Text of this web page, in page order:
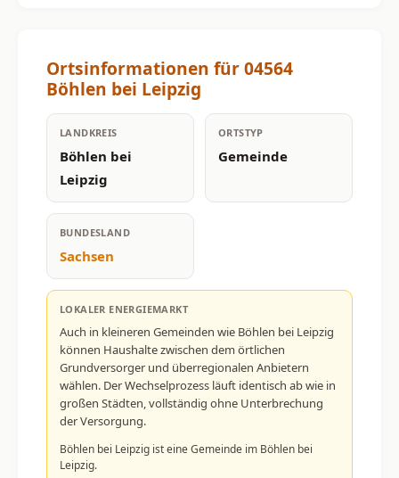
Ortsinformationen für 04564
Böhlen bei Leipzig
LANDKREIS
Böhlen bei
Leipzig
ORTSTYP
Gemeinde
BUNDESLAND
Sachsen
LOKALER ENERGIEMARKT
Auch in kleineren Gemeinden wie Böhlen bei Leipzig
können Haushalte zwischen dem örtlichen
Grundversorger und überregionalen Anbietern
wählen. Der Wechselprozess läuft identisch ab wie in
großen Städten, vollständig ohne Unterbrechung
der Versorgung.
Böhlen bei Leipzig ist eine Gemeinde im Böhlen bei
Leipzig.